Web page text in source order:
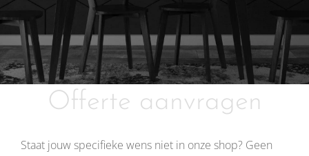
Offerte aanvragen
Staat jouw specifieke wens niet in onze shop? Geen